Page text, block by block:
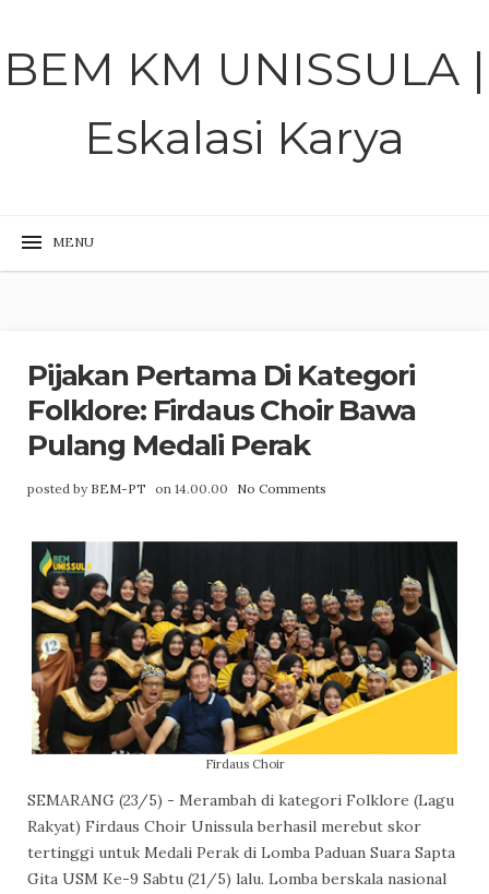
BEM KM UNISSULA |
Eskalasi Karya
Pijakan Pertama Di Kategori
Folklore: Firdaus Choir Bawa
Pulang Medali Perak
posted by BEM-PT on 14.00.00 No Comments
Firdaus Choir
SEMARANG (23/5) - Merambah di kategori Folklore (Lagu
Rakyat) Firdaus Choir Unissula berhasil merebut skor
tertinggi untuk Medali Perak di Lomba Paduan Suara Sapta
Gita USM Ke-9 Sabtu (21/5) lalu. Lomba berskala nasional